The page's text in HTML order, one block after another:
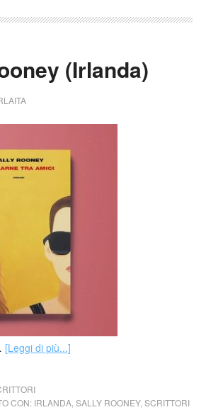
(Irlanda)
[Leggi di più...]
CON: IRLANDA, SALLY ROONEY, SCRITTORI